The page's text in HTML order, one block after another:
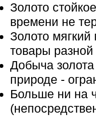
Золото
времени не
Золото
товары
Добыча
природе -
Больше ни на